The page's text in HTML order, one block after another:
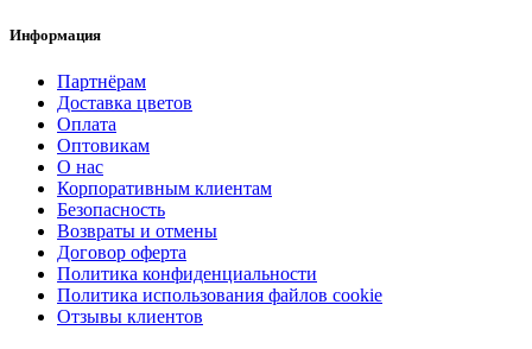
Информация
Партнёрам
Доставка цветов
Оплата
Оптовикам
О нас
Корпоративным клиентам
Безопасность
Возвраты и отмены
Договор оферта
Политика конфиденциальности
Политика использования файлов cookie
Отзывы клиентов